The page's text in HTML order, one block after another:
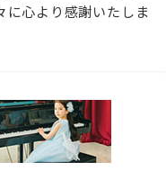
に心より感謝いたしま